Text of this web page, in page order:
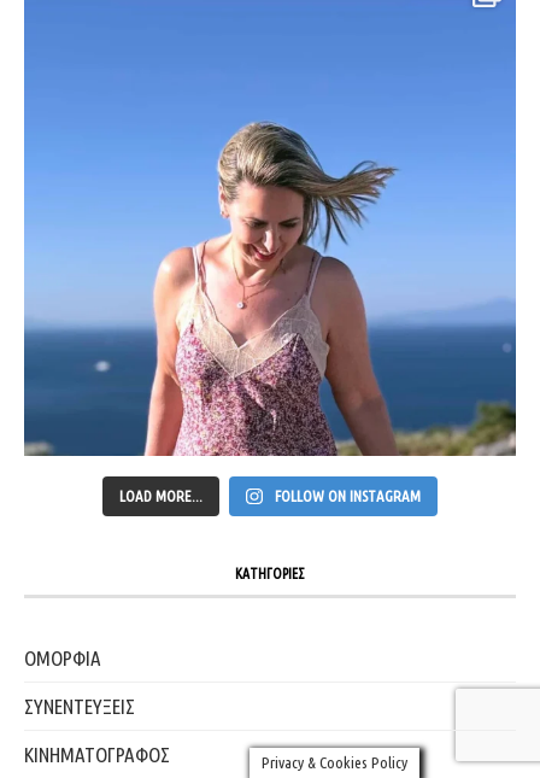
LOAD MORE... FOLLOW ON INSTAGRAM
ΚΑΤΗΓΟΡΙΕΣ
ΟΜΟΡΦΙΑ
ΣΥΝΕΝΤΕΥΞΕΙΣ
ΚΙΝΗΜΑΤΟΓΡΑΦΟΣ Privacy & Cookies Policy